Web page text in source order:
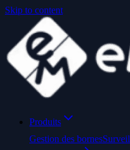
Skip to content
Produits
Gestion des bornes